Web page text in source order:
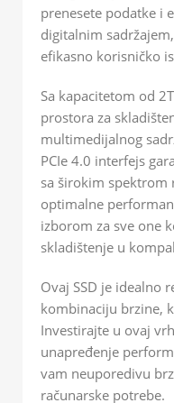
prenesete podatke i
digitalnim
efikasno korisničko
Sa kapacitetom od
prostora za
multimedijalnog
PCIe 4.0 interfejs
sa širokim spektrom
optimalne
izborom za sve one
skladištenje u
Ovaj SSD je idealno
kombinaciju brzine,
Investirajte u ovaj
unapređenje
vam neuporedivu
računarske potrebe.